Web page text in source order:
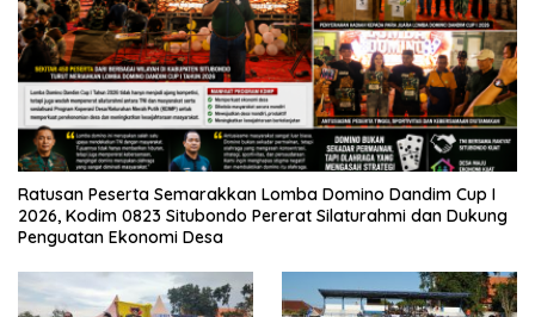
Ratusan Peserta Semarakkan Lomba Domino Dandim Cup I
2026, Kodim 0823 Situbondo Pererat Silaturahmi dan Dukung
Penguatan Ekonomi Desa